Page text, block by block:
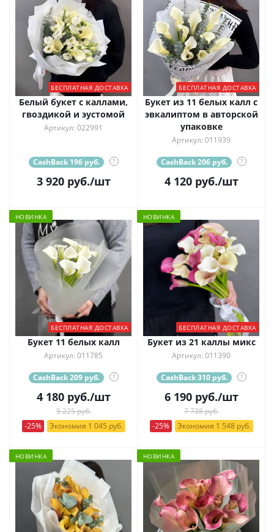
БЕСПЛАТНАЯ ДОСТАВКА
Белый букет с каллами,
гвоздикой и эустомой
Артикул: 022991
CashBack 196 руб. ?
3 920руб./шт
БЕСПЛАТНАЯ ДОСТАВКА
Букет из 11 белых калл с
эвкалиптом в авторской
упаковке
Артикул: 011939
CashBack 206 руб. ?
4 120руб./шт
НОВИНКА
БЕСПЛАТНАЯ ДОСТАВКА
Букет 11 белых калл
Артикул: 011785
CashBack 209 руб. ?
4 180руб./шт
5 225 руб.
-25%
Экономия 1 045 руб.
НОВИНКА
БЕСПЛАТНАЯ ДОСТАВКА
Букет из 21 каллы микс
Артикул: 011390
CashBack 310 руб. ?
6 190руб./шт
7 738 руб.
-25%
Экономия 1 548 руб.
НОВИНКА НОВИНКА